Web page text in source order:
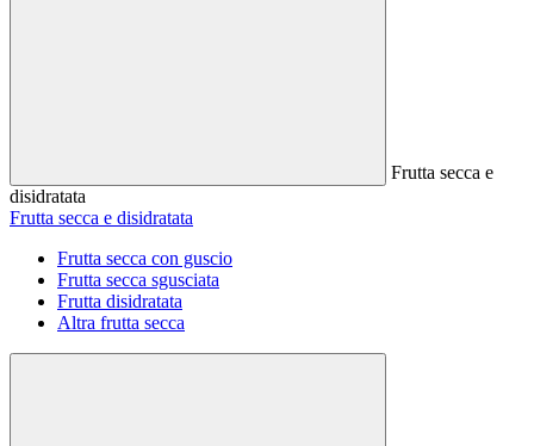
Frutta secca e
disidratata
Frutta secca e disidratata
Frutta secca con guscio
Frutta secca sgusciata
Frutta disidratata
Altra frutta secca